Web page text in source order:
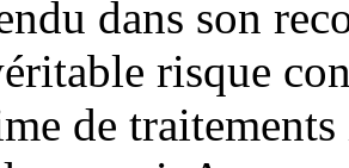
dans son
risque
de